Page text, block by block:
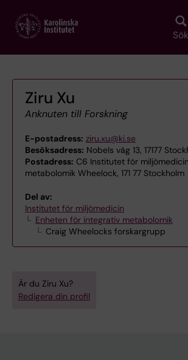
main
Sök
Ziru Xu
Anknuten till Forskning
E-postadress: ziru.xu@ki.se
Besöksadress: Nobels väg 13, 17177
Postadress: C6 Institutet för
metabolomik Wheelock, 171 77 Stockholm
Del av:
Institutet för miljömedicin
Enheten för integrativ metabolomik
Craig Wheelocks forskargrupp
Är du Ziru Xu?
Redigera din profil